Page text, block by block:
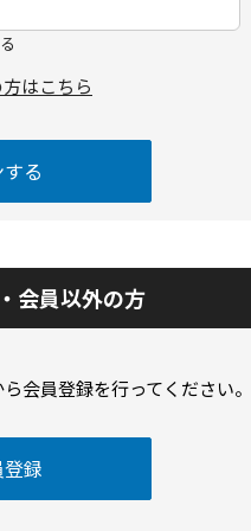
はこちら
会員以外の方
会員登録を行ってください。